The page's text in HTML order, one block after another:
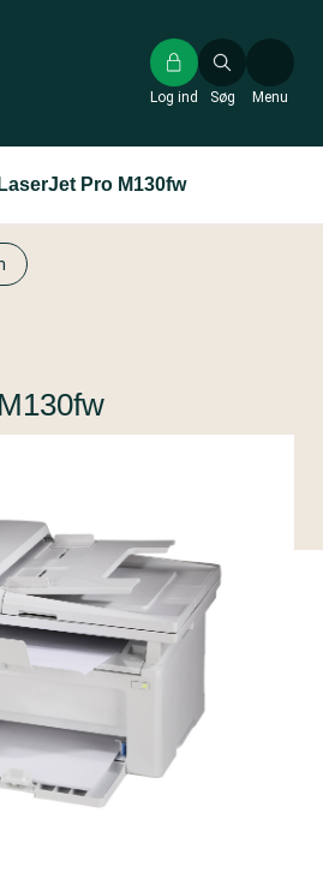
Søg
Log ind Menu
Pro M130fw